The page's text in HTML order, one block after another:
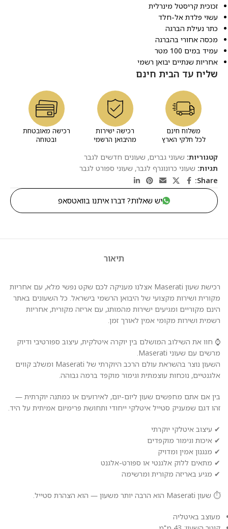
זכוכית קריסטל מינרלית
עשוי פלדת אל-חלד
כתר נעילת הברגה
מכסה אחורי בהברגה
עמיד במים 100 מטר
אחריות שנתיים יבואן רשמי
שליח עד הבית חינם
משלוח חינם
לכל חלקי הארץ
רכישה ישירות
מהיבואן הרשמי
רכישה מאובטחת
ובטוחה
קטגוריות: שעוני גברים, שעונים חדשים לגבר
תגיות: שעוני כרונוגרף לגבר, שעוני ספורט לגבר
Share:
יש שאלות? דברו איתנו בוואטסאפ
תיאור
רכישת שעון Maserati אצלנו מעניקה לכם שקט נפשי מלא, עם אחריות
מקורית ושירות מקצועי של היבואן הרשמי בישראל. כל השעונים באתר
הינם מקוריים ומגיעים ישירות מהמותג, עם אריזה מקורית, אחריות
רשמית ושירות מקומי אמין לאורך זמן.
⌚ חוו את השילוב המושלם בין יוקרה איטלקית, עיצוב ספורטיבי ודיוק
מרשים עם שעוני Maserati.
השעון נוצר בהשראת עולם הרכב היוקרתי של Maserati ומשלב קווים
אלגנטיים, נוכחות עוצמתית וגימור מוקפד ברמה גבוהה.
בין אם אתם מחפשים שעון ליום-יום, לאירועים או כמתנה יוקרתית —
זהו דגם שמעניק סטייל איטלקי ייחודי ותחושת פרימיום אמיתית על היד.
✔ עיצוב איטלקי יוקרתי
✔ איכות וגימור מוקפדים
✔ מנגנון אמין ומדויק
✔ מתאים ללוק אלגנטי או ספורט-אלגנט
✔ מגיע באריזה מקורית ומרשימה
⏱️ שעון Maserati הוא הרבה יותר משעון — הוא הצהרת סטייל.
מעוצב באיטליה